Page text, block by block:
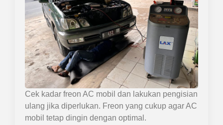
Cek kadar freon AC mobil dan lakukan pengisian
ulang jika diperlukan. Freon yang cukup agar AC
mobil tetap dingin dengan optimal.